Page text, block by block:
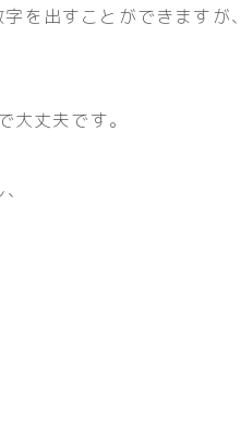
を出すことができますが
大丈夫です。